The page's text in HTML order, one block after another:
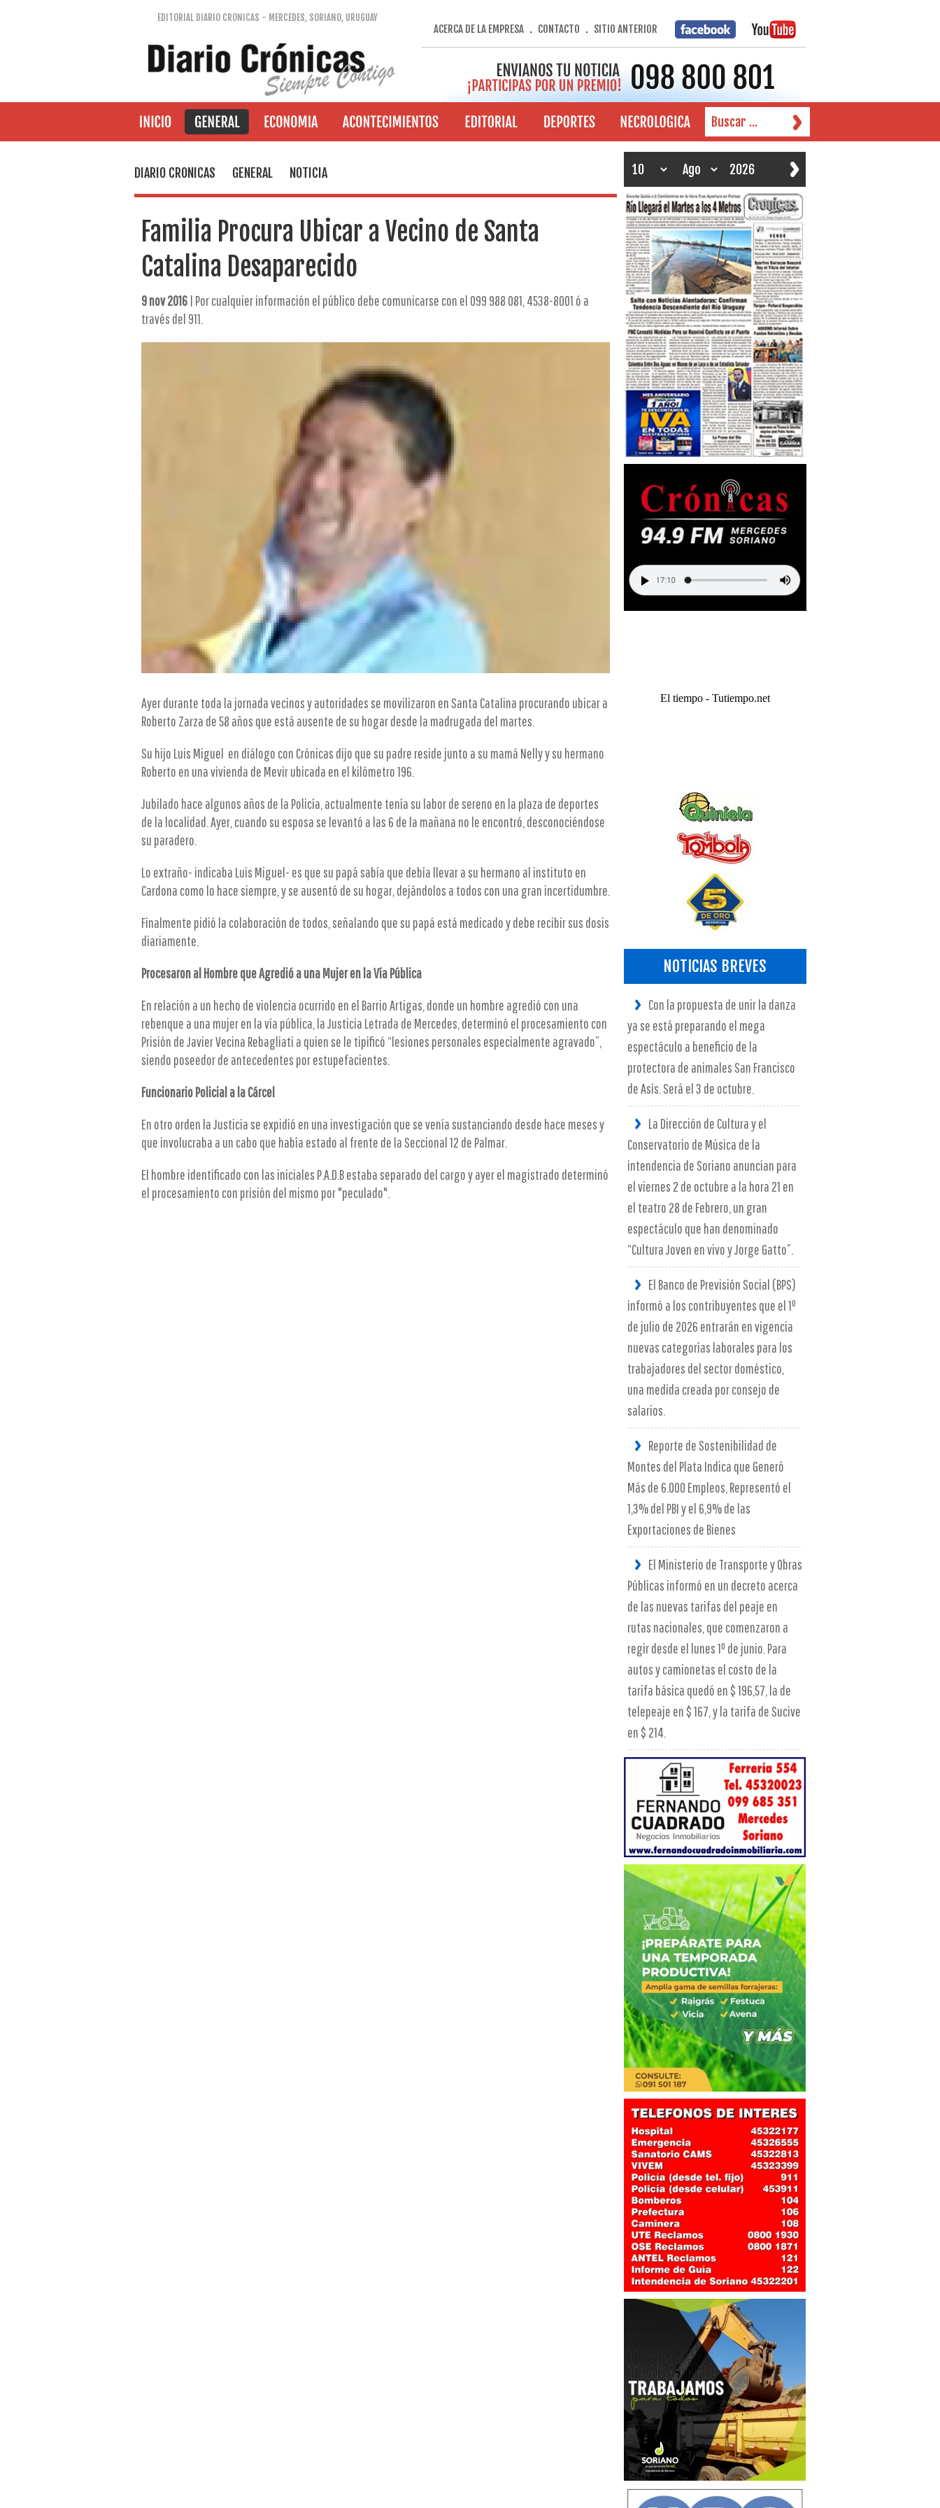
EDITORIAL DIARIO CRONICAS - MERCEDES, SORIANO, URUGUAY
ACERCA DE LA EMPRESA. CONTACTO . SITIO ANTERIOR
DIARIO CRONICAS GENERAL NOTICIA
Familia Procura Ubicar a Vecino de Santa
Catalina Desaparecido
9 nov 2016| Por cualquier información el público debe comunicarse con el 099 988 081, 4538-8001 ó a
través del 911.
Ayer durante toda la jornada vecinos y autoridades se movilizaron en Santa Catalina procurando ubicar a
Roberto Zarza de 58 años que está ausente de su hogar desde la madrugada del martes.
Su hijo Luis Miguel en diálogo con Crónicas dijo que su padre reside junto a su mamá Nelly y su hermano
Roberto en una vivienda de Mevir ubicada en el kilómetro 196.
Jubilado hace algunos años de la Policía, actualmente tenía su labor de sereno en la plaza de deportes
de la localidad. Ayer, cuando su esposa se levantó a las 6 de la mañana no le encontró, desconociéndose
su paradero.
Lo extraño- indicaba Luis Miguel- es que su papá sabía que debía llevar a su hermano al instituto en
Cardona como lo hace siempre, y se ausentó de su hogar, dejándolos a todos con una gran incertidumbre.
Finalmente pidió la colaboración de todos, señalando que su papá está medicado y debe recibir sus dosis
diariamente.
Procesaron al Hombre que Agredióa una Mujer en la Vía Pública
En relación a un hecho de violencia ocurrido en el Barrio Artigas, donde un hombre agredió con una
rebenque a una mujer en la vía pública, la Justicia Letrada de Mercedes, determinó el procesamiento con
Prisión de Javier Vecina Rebagliati a quien se le tipificó “lesiones personales especialmente agravado”,
siendo poseedor de antecedentes por estupefacientes.
Funcionario Policial a la Cárcel
En otro orden la Justicia se expidió en una investigación que se venía sustanciando desde hace meses y
que involucraba a un cabo que había estado al frente de la Seccional 12 de Palmar.
El hombre identificado con las iniciales P.A.D.B estaba separado del cargo y ayer el magistrado determinó
el procesamiento con prisión del mismo por "peculado".
El tiempo - Tutiempo.net
NOTICIAS BREVES
Con la propuesta de unir la danza
ya se está preparando el mega
espectáculo a beneficio de la
protectora de animales San Francisco
de Asís. Será el 3 de octubre.
La Dirección de Cultura y el
Conservatorio de Música de la
intendencia de Soriano anuncian para
el viernes 2 de octubre a la hora 21 en
el teatro 28 de Febrero, un gran
espectáculo que han denominado
“Cultura Joven en vivo y Jorge Gatto”.
El Banco de Previsión Social (BPS)
informó a los contribuyentes que el 1º
de julio de 2026 entrarán en vigencia
nuevas categorías laborales para los
trabajadores del sector doméstico,
una medida creada por consejo de
salarios.
Reporte de Sostenibilidad de
Montes del Plata Indica que Generó
Más de 6.000 Empleos, Representó el
1,3% del PBI y el 6,9% de las
Exportaciones de Bienes
El Ministerio de Transporte y Obras
Públicas informó en un decreto acerca
de las nuevas tarifas del peaje en
rutas nacionales, que comenzaron a
regir desde el lunes 1º de junio. Para
autos y camionetas el costo de la
tarifa básica quedó en $ 196,57, la de
telepeaje en $ 167, y la tarifa de Sucive
en $ 214.